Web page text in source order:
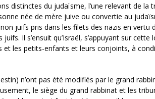
distinctes du judaïsme, l’une relevant de la
née de mère juive ou convertie au
juifs pris dans les filets des nazis en vertu
Il s’ensuit qu’Israël, s’appuyant sur cette
les petits-enfants et leurs conjoints, à
n’ont pas été modifiés par le grand
le siège du grand rabbinat et les